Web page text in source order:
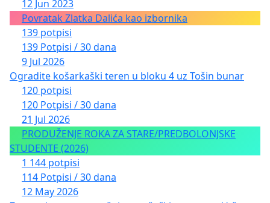
12 Jun 2023
Povratak Zlatka Dalića kao izbornika
139 potpisi
139 Potpisi / 30 dana
9 Jul 2026
Ogradite košarkaški teren u bloku 4 uz Tošin bunar
120 potpisi
120 Potpisi / 30 dana
21 Jul 2026
PRODUŽENJE ROKA ZA STARE/PREDBOLONJSKE
STUDENTE (2026)
1 144 potpisi
114 Potpisi / 30 dana
12 May 2026